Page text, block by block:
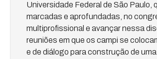
Universidade Federal de São
marcadas e aprofundadas, no
multiprofissional e avançar nessa
reuniões em que os campi se
e de diálogo para construção de